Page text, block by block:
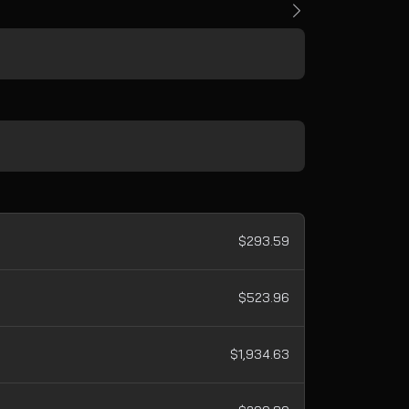
$293.59
$523.96
$1,934.63